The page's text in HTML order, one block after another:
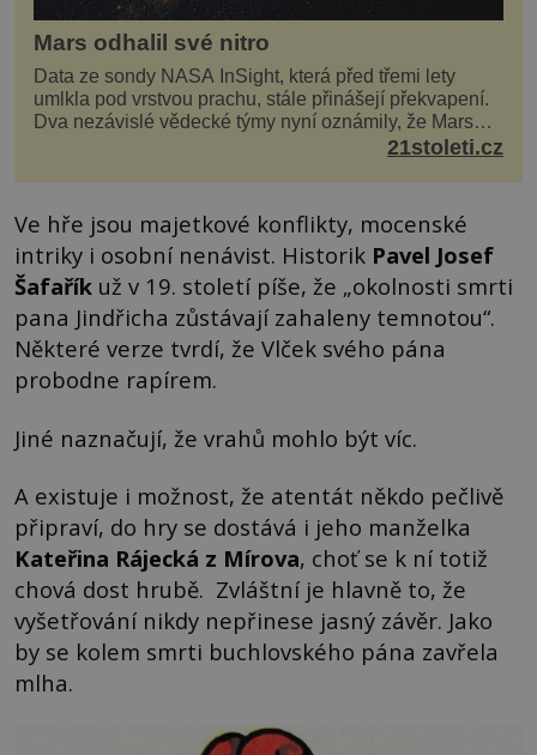
Mars odhalil své nitro
Data ze sondy NASA InSight, která před třemi lety
umlkla pod vrstvou prachu, stále přinášejí překvapení.
Dva nezávislé vědecké týmy nyní oznámily, že Mars
má nejen plášť plný trosek z dávných impaktů,...21stoleti.cz
Ve hře jsou majetkové konflikty, mocenské
intriky i osobní nenávist. Historik Pavel Josef
Šafařík už v 19. století píše, že „okolnosti smrti
pana Jindřicha zůstávají zahaleny temnotou“.
Některé verze tvrdí, že Vlček svého pána
probodne rapírem.
Jiné naznačují, že vrahů mohlo být víc.
A existuje i možnost, že atentát někdo pečlivě
připraví, do hry se dostává i jeho manželka
Kateřina Rájecká z Mírova, choť se k ní totiž
chová dost hrubě. Zvláštní je hlavně to, že
vyšetřování nikdy nepřinese jasný závěr. Jako
by se kolem smrti buchlovského pána zavřela
mlha.